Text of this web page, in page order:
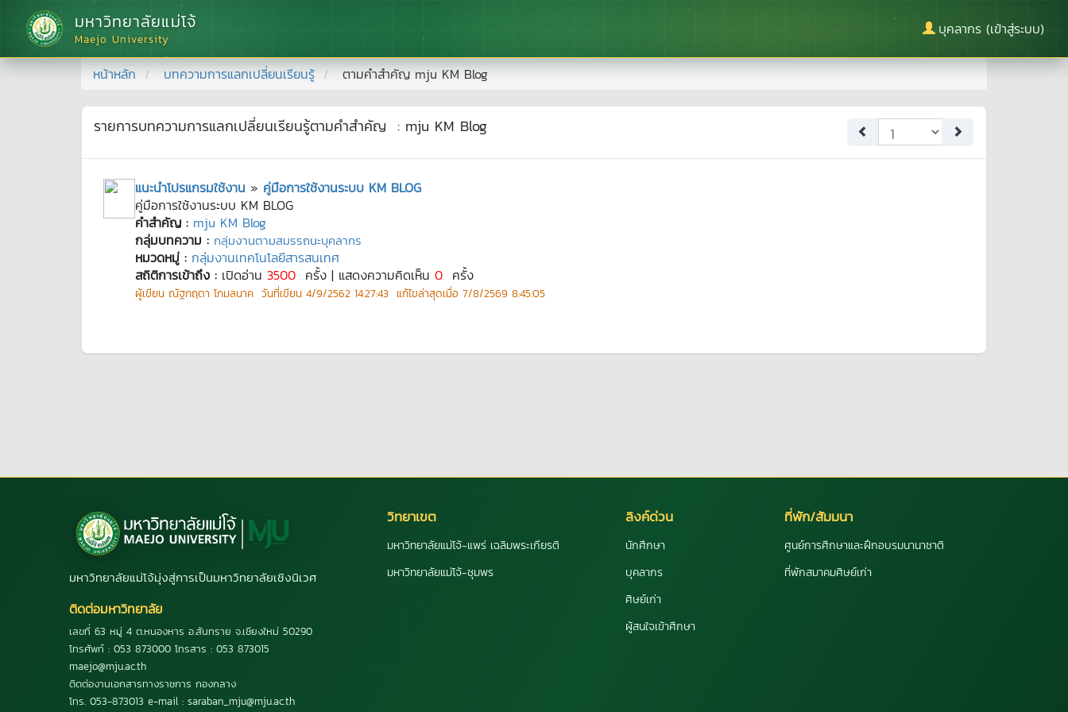
มหาวิทยาลัยแม่โจ้
Maejo University
บุคลากร (เข้าสู่ระบบ)
หน้าหลัก บทความการแลกเปลี่ยนเรียนรู้ ตามคำสำคัญ mju KM Blog
รายการบทความการแลกเปลี่ยนเรียนรู้ตามคำสำคัญ : mju KM Blog
แนะนำโปรแกรมใช้งาน » คู่มือการใช้งานระบบ KM BLOG
คู่มือการใช้งานระบบ KM BLOG
คำสำคัญ : mju KM Blog
กลุ่มบทความ : กลุ่มงานตามสมรรถนะบุคลากร
หมวดหมู่ : กลุ่มงานเทคโนโลยีสารสนเทศ
สถิติการเข้าถึง : เปิดอ่าน 3500 ครั้ง | แสดงความคิดเห็น 0 ครั้ง
ผู้เขียน ณัฐกฤตา โกมลนาค วันที่เขียน 4/9/2562 14:27:43 แก้ไขล่าสุดเมื่อ 7/8/2569 8:45:05
มหาวิทยาลัยแม่โจ้มุ่งสู่การเป็นมหาวิทยาลัยเชิงนิเวศ
ติดต่อมหาวิทยาลัย
เลขที่ 63 หมู่ 4 ต.หนองหาร อ.สันทราย จ.เชียงใหม่ 50290
โทรศัพท์ : 053 873000 โทรสาร : 053 873015
maejo@mju.ac.th
ติดต่องานเอกสารทางราชการ กองกลาง
โทร. 053-873013 e-mail : saraban_mju@mju.ac.th
วิทยาเขต
มหาวิทยาลัยแม่โจ้-แพร่ เฉลิมพระเกียรติ
มหาวิทยาลัยแม่โจ้-ชุมพร
ลิงค์ด่วน
นักศึกษา
บุคลากร
ศิษย์เก่า
ผู้สนใจเข้าศึกษา
ที่พัก/สัมมนา
ศูนย์การศึกษาและฝึกอบรมนานาชาติ
ที่พักสมาคมศิษย์เก่า